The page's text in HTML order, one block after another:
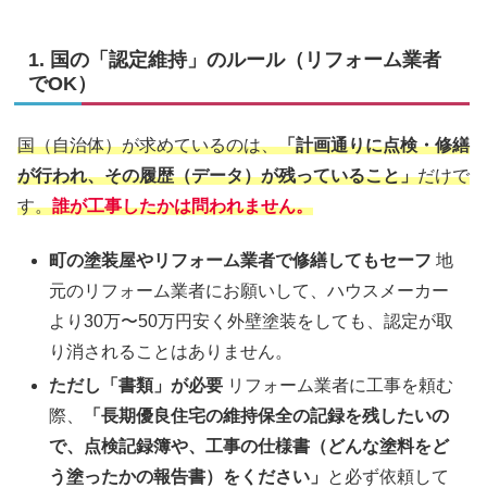
1. 国の「認定維持」のルール（リフォーム業者
でOK）
国（自治体）が求めているのは、「計画通りに点検・修繕
が行われ、その履歴（データ）が残っていること」だけで
す。誰が工事したかは問われません。
町の塗装屋やリフォーム業者で修繕してもセーフ 地
元のリフォーム業者にお願いして、ハウスメーカー
より30万〜50万円安く外壁塗装をしても、認定が取
り消されることはありません。
ただし「書類」が必要 リフォーム業者に工事を頼む
際、
「長期優良住宅の維持保全の記録を残したいの
で、点検記録簿や、工事の仕様書（どんな塗料をど
う塗ったかの報告書）をください」
と必ず依頼して